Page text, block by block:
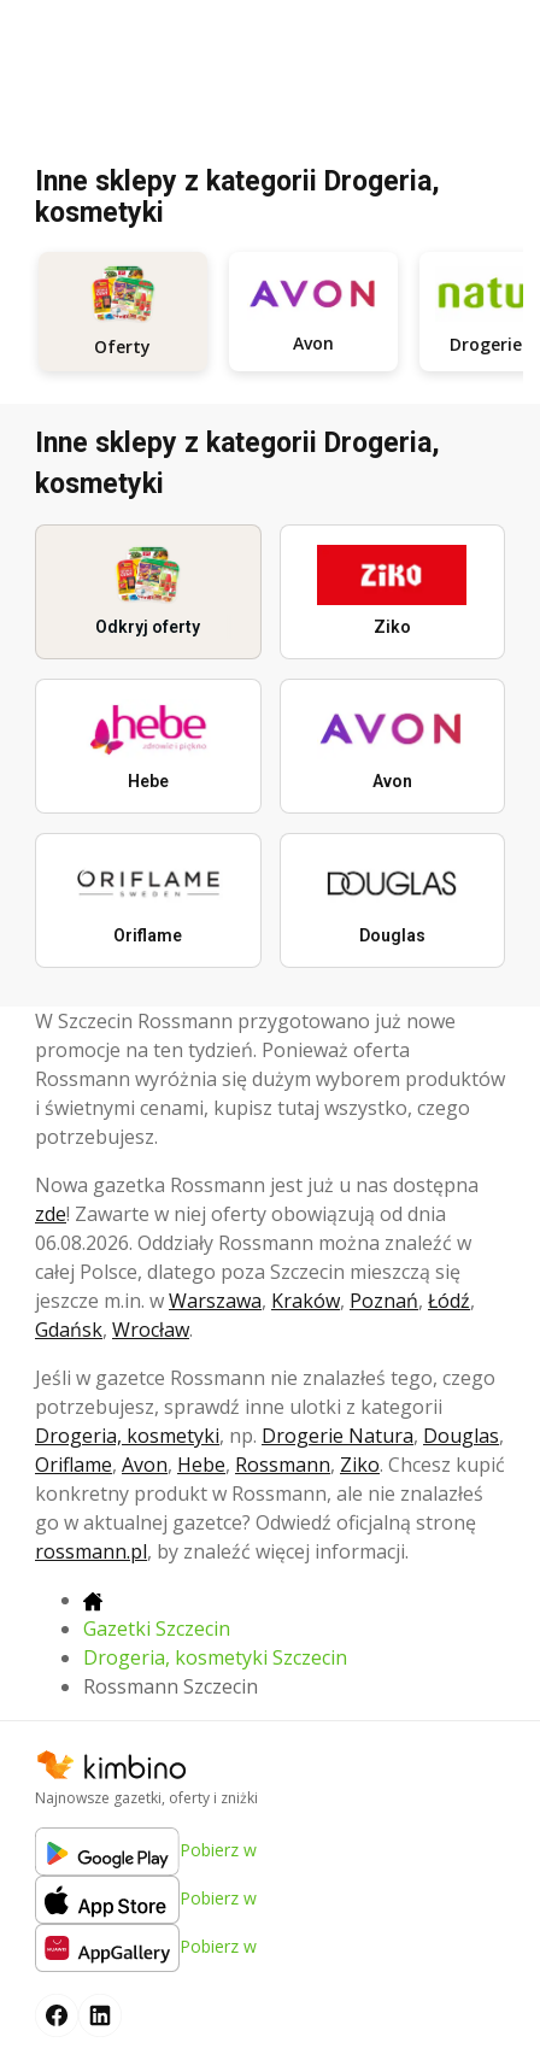
Inne sklepy z kategorii Drogeria,
kosmetyki
Oferty Avon
Inne sklepy z kategorii Drogeria,
kosmetyki
Odkryj oferty Ziko
Hebe Avon
Oriflame Douglas
W Szczecin Rossmann przygotowano już nowe
promocje na ten tydzień. Ponieważ oferta
Rossmann wyróżnia się dużym wyborem produktów
i świetnymi cenami, kupisz tutaj wszystko, czego
potrzebujesz.
Nowa gazetka Rossmann jest już u nas dostępna
zde! Zawarte w niej oferty obowiązują od dnia
06.08.2026. Oddziały Rossmann można znaleźć w
całej Polsce, dlatego poza Szczecin mieszczą się
jeszcze m.in. wWarszawa, Kraków, Poznań, Łódź,
Gdańsk, Wrocław.
Jeśli w gazetce Rossmann nie znalazłeś tego, czego
potrzebujesz, sprawdź inne ulotki z kategorii
Drogeria, kosmetyki, np. Drogerie Natura, Douglas,
Oriflame, Avon, Hebe, Rossmann, Ziko. Chcesz kupić
konkretny produkt w Rossmann, ale nie znalazłeś
go w aktualnej gazetce? Odwiedź oficjalną stronę
rossmann.pl, by znaleźć więcej informacji.
Gazetki Szczecin
Drogeria, kosmetyki Szczecin
Rossmann Szczecin
Najnowsze gazetki, oferty i zniżki
Pobierz w
Pobierz w
Pobierz w